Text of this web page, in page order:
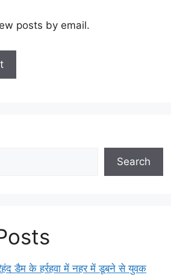
posts by email.
Search
डैम के हर्रहवा में नहर में डूबने से युवक